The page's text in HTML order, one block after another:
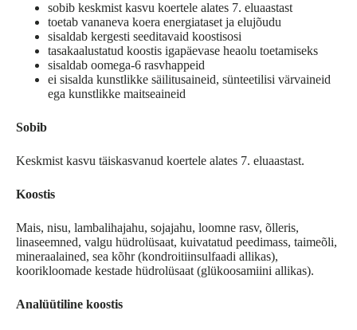
sobib keskmist kasvu koertele alates 7. eluaastast
toetab vananeva koera energiataset ja elujõudu
sisaldab kergesti seeditavaid koostisosi
tasakaalustatud koostis igapäevase heaolu toetamiseks
sisaldab oomega-6 rasvhappeid
ei sisalda kunstlikke säilitusaineid, sünteetilisi värvaineid
ega kunstlikke maitseaineid
Sobib
Keskmist kasvu täiskasvanud koertele alates 7. eluaastast.
Koostis
Mais, nisu, lambalihajahu, sojajahu, loomne rasv, õlleris,
linaseemned, valgu hüdrolüsaat, kuivatatud peedimass, taimeõli,
mineraalained, sea kõhr (kondroitiinsulfaadi allikas),
koorikloomade kestade hüdrolüsaat (glükoosamiini allikas).
Analüütiline koostis